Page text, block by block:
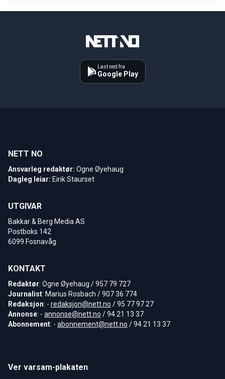
Last ned fra
Google Play
NETT NO
Ansvarleg redaktør: Ogne Øyehaug
Dagleg leiar: Eirik Staurset
UTGIVAR
Bakkar & Berg Media AS
Postboks 142
6099 Fosnavåg
KONTAKT
Redaktør: Ogne Øyehaug / 957 79 727
Journalist: Marius Rosbach / 907 36 774
Redaksjon: - redaksjon@nett.no / 95 77 97 27
Annonse: - annonse@nett.no / 94 21 13 37
Abonnement: - abonnement@nett.no / 94 21 13 37
Ver varsam-plakaten